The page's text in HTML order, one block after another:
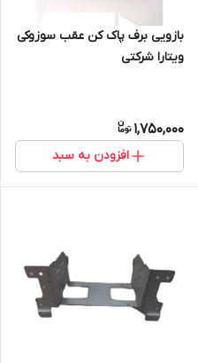
بازویی برف پاک کن عقب سوزوکی
ویتارا شرکتی
1,750,000
افزودن به سبد